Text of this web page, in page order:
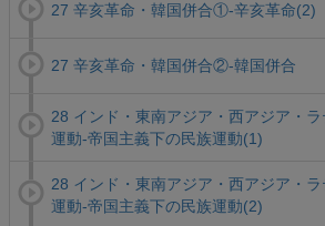
27 辛亥革命・韓国併合①-辛亥革命(2)
27 辛亥革命・韓国併合②-韓国併合
28 インド・東南アジア・西アジア・
運動-帝国主義下の民族運動(1)
28 インド・東南アジア・西アジア・
運動-帝国主義下の民族運動(2)